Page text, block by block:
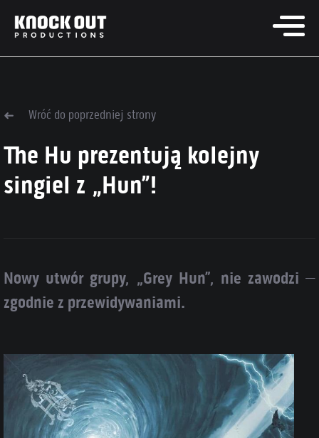
Wróć do poprzedniej strony
The Hu prezentują kolejny
singiel z „Hun”!
Nowy utwór grupy, „Grey Hun”, nie zawodzi –
zgodnie z przewidywaniami.